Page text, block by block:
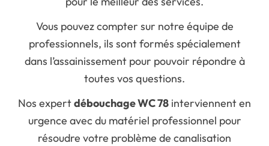
Vous pouvez compter sur notre équipe de
professionnels, ils sont formés spécialement
dans l’assainissement pour pouvoir répondre à
toutes vos questions.
Nos expertdébouchage WC 78 interviennent en
urgence avec du matériel professionnel pour
résoudre votre problème de canalisation